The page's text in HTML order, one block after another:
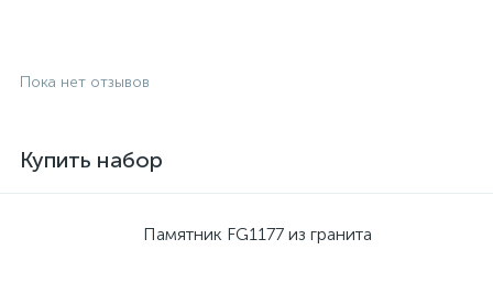
Пока нет отзывов
Купить набор
Памятник FG1177 из гранита